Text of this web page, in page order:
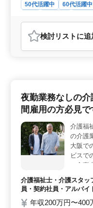
50代活躍中 60代活躍中
おすすめポイント
＜経験者優遇と働き
し、50代以上の方も
しながら、さらにスキ
とやりがい＞ 生活援
レクリエーションまで
えることで、やりがい
かし、利用者との信
厚生と安心感＞ 社会
可能など安心して働け
の充実も魅力の一つで
いステージを築いてみ
検討リスト に追
夜勤業務なしの
間雇用の方必見
介護福祉士
の介護
大阪で
ビスで
（食事
類作成
との
通費実
介護福祉士・介護スタッ
員・契約社員・アルバイ
年収200万円〜